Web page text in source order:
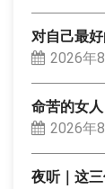
对自己最
2026年
命苦的女
2026年
夜听｜这